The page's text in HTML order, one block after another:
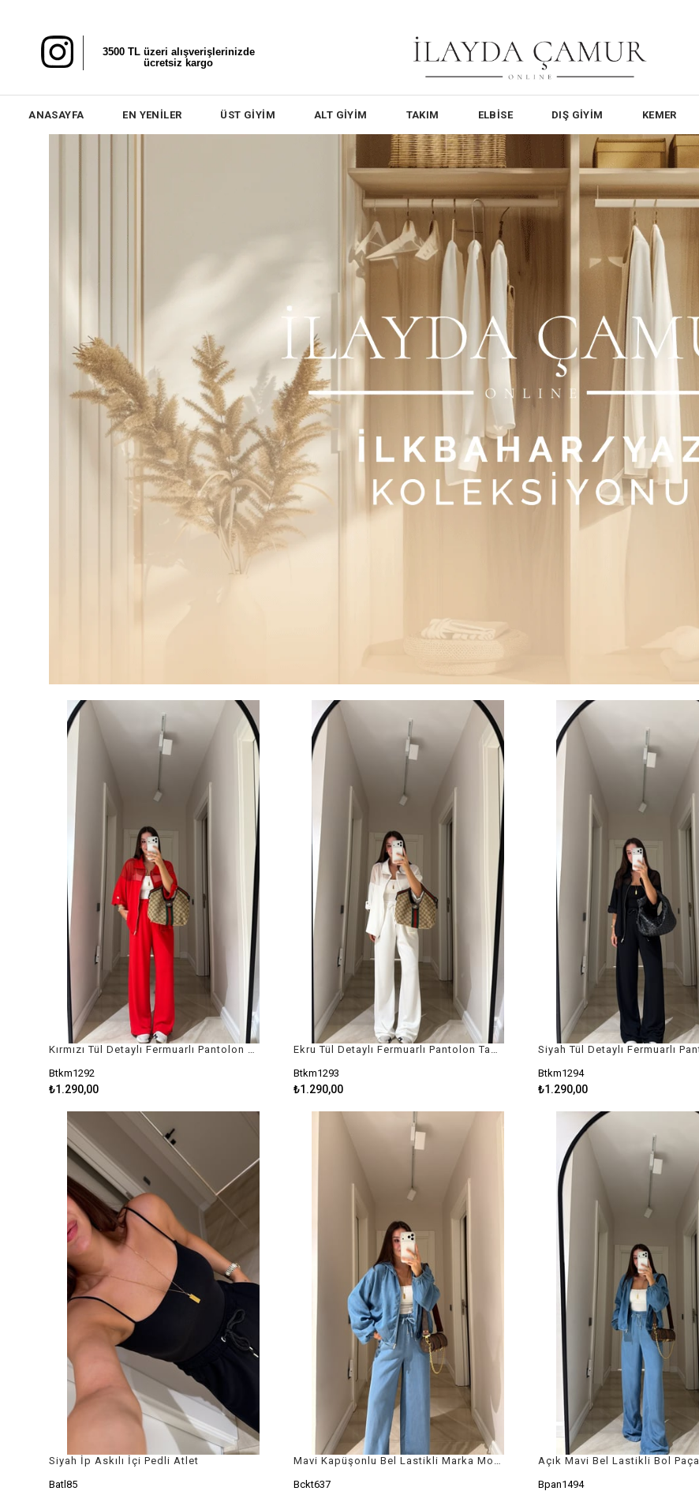
3500 TL üzeri alışverişlerinizde
ücretsiz kargo
ANASAYFA EN YENİLER ÜST GİYİM ALT GİYİM TAKIM ELBİSE DIŞ GİYİM KEMER
Btkm1292
₺1.290,00
Btkm1293
₺1.290,00
Btkm1294
₺1.290,00
Siyah İp Askılı İçi Pedli Atlet
Batl85
Bckt637
Bpan1494